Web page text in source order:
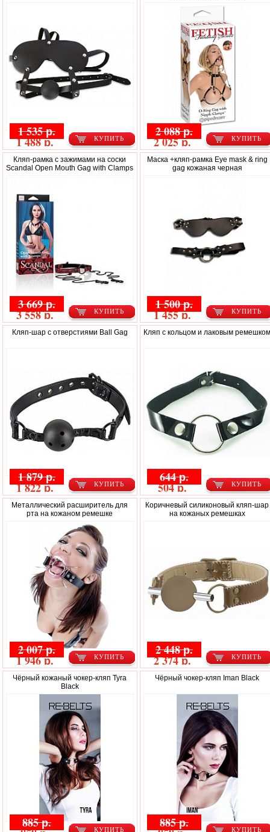
КУПИТЬ
1 535 р.
1 488 р. КУПИТЬ
2 088 р.
2 025 р.
Кляп-рамка с зажимами на соски
Scandal Open Mouth Gag with Clamps
КУПИТЬ
3 669 р.
3 558 р.
Маска +кляп-рамка Eye mask & ring
gag кожаная черная
КУПИТЬ
1 500 р.
1 455 р.
Кляп-шар с отверстиями Ball Gag
КУПИТЬ
1 879 р.
1 822 р.
Кляп с кольцом и лаковым
КУПИТЬ
644 р.
504 р.
Металлический расширитель для
рта на кожаном ремешке
КУПИТЬ
2 007 р.
1 946 р.
Коричневый силиконовый кляп-шар
на кожаных ремешках
КУПИТЬ
2 448 р.
2 374 р.
Чёрный кожаный чокер-кляп Tyra
Black
КУПИТЬ
885 р.
Чёрный чокер-кляп Iman Black
КУПИТЬ
885 р.